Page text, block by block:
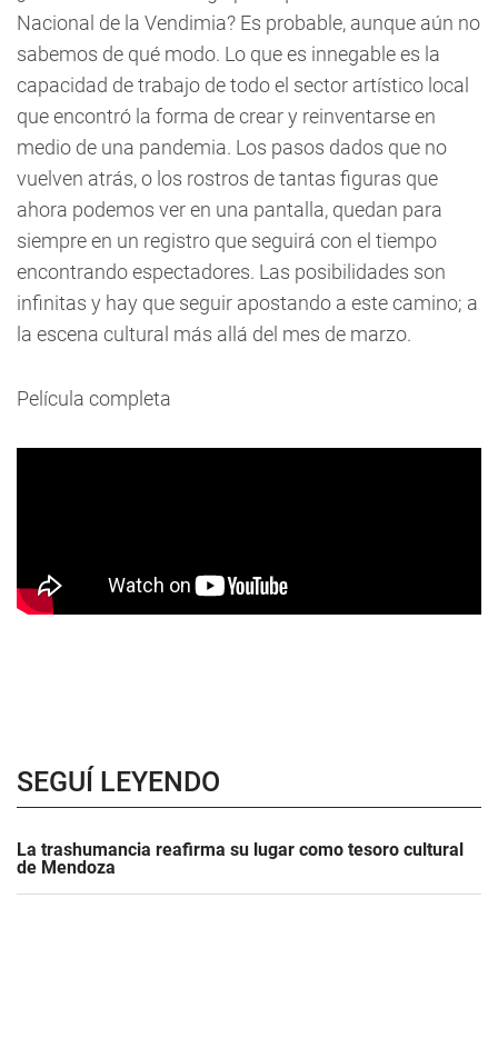
Nacional de la Vendimia? Es probable, aunque aún no
sabemos de qué modo. Lo que es innegable es la
capacidad de trabajo de todo el sector artístico local
que encontró la forma de crear y reinventarse en
medio de una pandemia. Los pasos dados que no
vuelven atrás, o los rostros de tantas figuras que
ahora podemos ver en una pantalla, quedan para
siempre en un registro que seguirá con el tiempo
encontrando espectadores. Las posibilidades son
infinitas y hay que seguir apostando a este camino; a
la escena cultural más allá del mes de marzo.
Película completa
SEGUÍ LEYENDO
La trashumancia reafirma su lugar como tesoro cultural
de Mendoza